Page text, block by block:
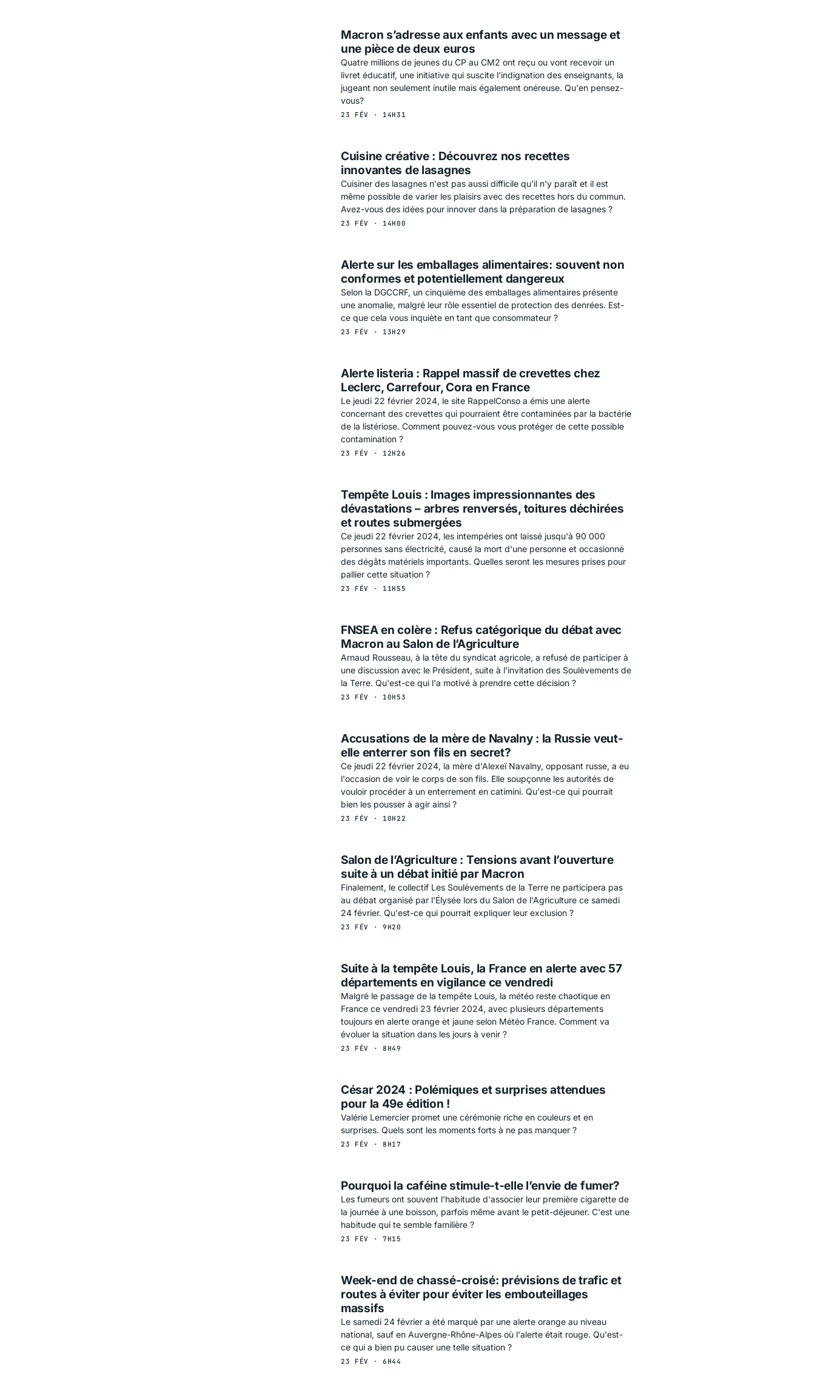
Macron s’adresse aux enfants avec un message et
une pièce de deux euros
Quatre millions de jeunes du CP au CM2 ont reçu ou vont recevoir un
livret éducatif, une initiative qui suscite l'indignation des enseignants, la
jugeant non seulement inutile mais également onéreuse. Qu'en pensez-
vous?
23 FÉV · 14H31
Cuisine créative : Découvrez nos recettes
innovantes de lasagnes
Cuisiner des lasagnes n'est pas aussi difficile qu'il n'y paraît et il est
même possible de varier les plaisirs avec des recettes hors du commun.
Avez-vous des idées pour innover dans la préparation de lasagnes ?
23 FÉV · 14H00
Alerte sur les emballages alimentaires: souvent non
conformes et potentiellement dangereux
Selon la DGCCRF, un cinquième des emballages alimentaires présente
une anomalie, malgré leur rôle essentiel de protection des denrées. Est-
ce que cela vous inquiète en tant que consommateur ?
23 FÉV · 13H29
Alerte listeria : Rappel massif de crevettes chez
Leclerc, Carrefour, Cora en France
Le jeudi 22 février 2024, le site RappelConso a émis une alerte
concernant des crevettes qui pourraient être contaminées par la bactérie
de la listériose. Comment pouvez-vous vous protéger de cette possible
contamination ?
23 FÉV · 12H26
Tempête Louis : Images impressionnantes des
dévastations – arbres renversés, toitures déchirées
et routes submergées
Ce jeudi 22 février 2024, les intempéries ont laissé jusqu'à 90 000
personnes sans électricité, causé la mort d'une personne et occasionné
des dégâts matériels importants. Quelles seront les mesures prises pour
pallier cette situation ?
23 FÉV · 11H55
FNSEA en colère : Refus catégorique du débat avec
Macron au Salon de l’Agriculture
Arnaud Rousseau, à la tête du syndicat agricole, a refusé de participer à
une discussion avec le Président, suite à l'invitation des Soulèvements de
la Terre. Qu'est-ce qui l'a motivé à prendre cette décision ?
23 FÉV · 10H53
Accusations de la mère de Navalny : la Russie veut-
elle enterrer son fils en secret?
Ce jeudi 22 février 2024, la mère d'Alexeï Navalny, opposant russe, a eu
l'occasion de voir le corps de son fils. Elle soupçonne les autorités de
vouloir procéder à un enterrement en catimini. Qu'est-ce qui pourrait
bien les pousser à agir ainsi ?
23 FÉV · 10H22
Salon de l’Agriculture : Tensions avant l’ouverture
suite à un débat initié par Macron
Finalement, le collectif Les Soulèvements de la Terre ne participera pas
au débat organisé par l'Élysée lors du Salon de l'Agriculture ce samedi
24 février. Qu'est-ce qui pourrait expliquer leur exclusion ?
23 FÉV · 9H20
Suite à la tempête Louis, la France en alerte avec 57
départements en vigilance ce vendredi
Malgré le passage de la tempête Louis, la météo reste chaotique en
France ce vendredi 23 février 2024, avec plusieurs départements
toujours en alerte orange et jaune selon Météo France. Comment va
évoluer la situation dans les jours à venir ?
23 FÉV · 8H49
César 2024 : Polémiques et surprises attendues
pour la 49e édition !
Valérie Lemercier promet une cérémonie riche en couleurs et en
surprises. Quels sont les moments forts à ne pas manquer ?
23 FÉV · 8H17
Pourquoi la caféine stimule-t-elle l’envie de fumer?
Les fumeurs ont souvent l'habitude d'associer leur première cigarette de
la journée à une boisson, parfois même avant le petit-déjeuner. C'est une
habitude qui te semble familière ?
23 FÉV · 7H15
Week-end de chassé-croisé: prévisions de trafic et
routes à éviter pour éviter les embouteillages
massifs
Le samedi 24 février a été marqué par une alerte orange au niveau
national, sauf en Auvergne-Rhône-Alpes où l'alerte était rouge. Qu'est-
ce qui a bien pu causer une telle situation ?
23 FÉV · 6H44